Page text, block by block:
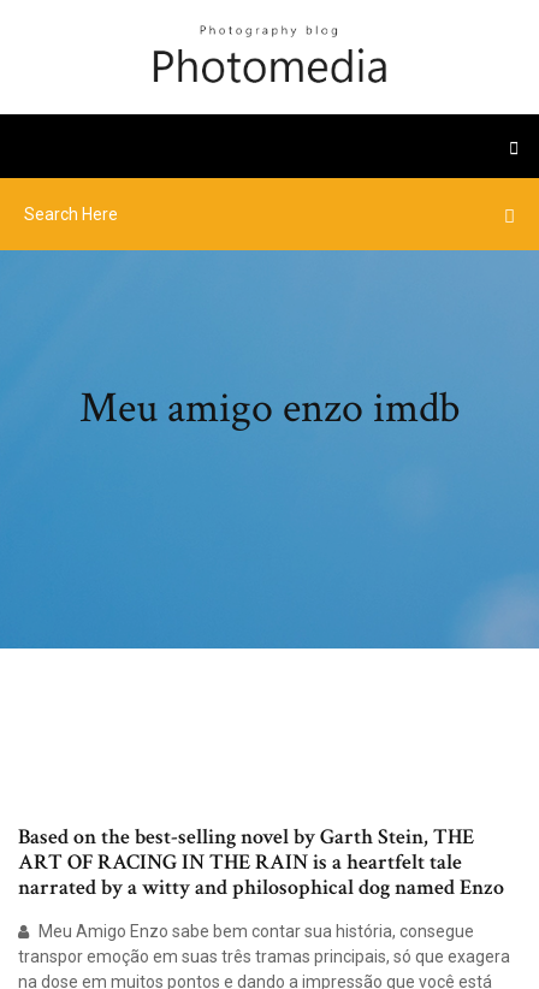
Meu amigo enzo imdb
Based on the best-selling novel by Garth Stein, THE
ART OF RACING IN THE RAIN is a heartfelt tale
narrated by a witty and philosophical dog named Enzo
Meu Amigo Enzo sabe bem contar sua história, consegue
transpor emoção em suas três tramas principais, só que exagera
na dose em muitos pontos e dando a impressão que você está